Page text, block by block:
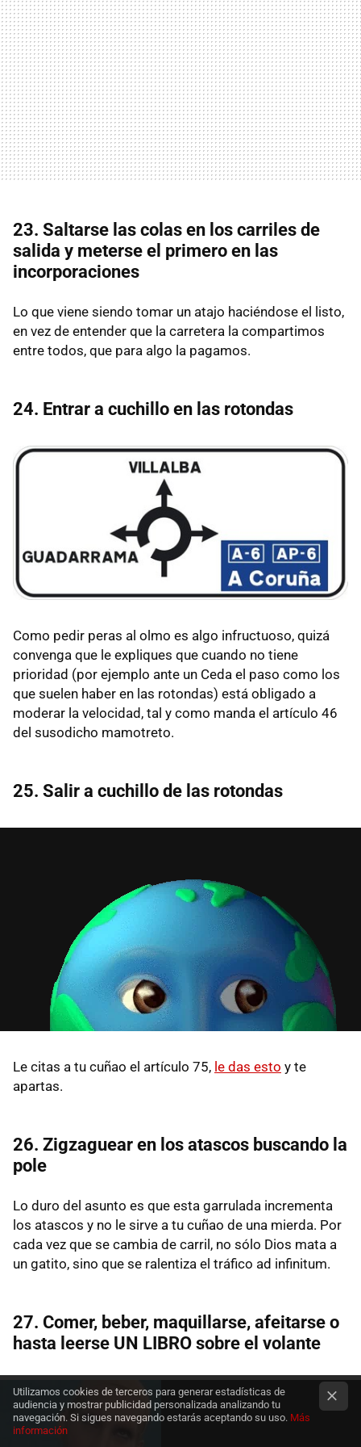
23. Saltarse las colas en los carriles de
salida y meterse el primero en las
incorporaciones
Lo que viene siendo tomar un atajo haciéndose el listo,
en vez de entender que la carretera la compartimos
entre todos, que para algo la pagamos.
24. Entrar a cuchillo en las rotondas
Como pedir peras al olmo es algo infructuoso, quizá
convenga que le expliques que cuando no tiene
prioridad (por ejemplo ante un Ceda el paso como los
que suelen haber en las rotondas) está obligado a
moderar la velocidad, tal y como manda el artículo 46
del susodicho mamotreto.
25. Salir a cuchillo de las rotondas
Le citas a tu cuñao el artículo 75, le das esto y te
apartas.
26. Zigzaguear en los atascos buscando la
pole
Lo duro del asunto es que esta garrulada incrementa
los atascos y no le sirve a tu cuñao de una mierda. Por
cada vez que se cambia de carril, no sólo Dios mata a
un gatito, sino que se ralentiza el tráfico ad infinitum.
27. Comer, beber, maquillarse, afeitarse o
hasta leerse UN LIBRO sobre el volante
Utilizamos cookies de terceros para generar estadísticas de
audiencia y mostrar publicidad personalizada analizando tu
navegación. Si sigues navegando estarás aceptando su uso. Más
información